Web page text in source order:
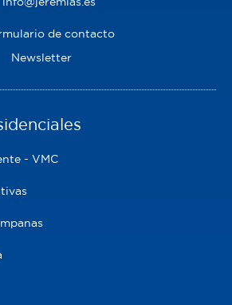
de contacto
Newsletter
- VMC